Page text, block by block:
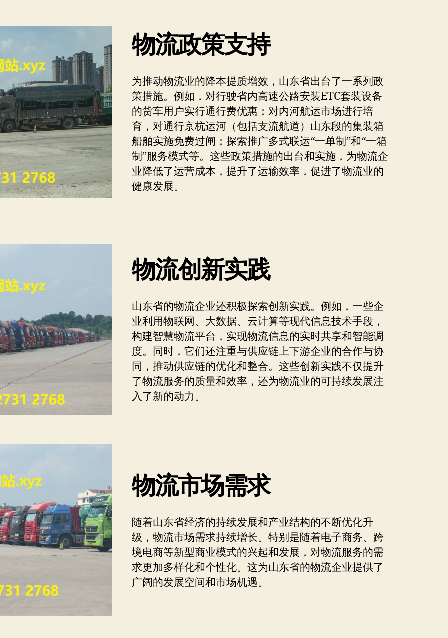
物流政策支持
为推动物流业的降本提质增效，山东省出台了一系列政
策措施。例如，对行驶省内高速公路安装ETC套装设备
的货车用户实行通行费优惠；对内河航运市场进行培
育，对通行京杭运河（包括支流航道）山东段的集装箱
船舶实施免费过闸；探索推广多式联运“一单制”和“一箱
制”服务模式等。这些政策措施的出台和实施，为物流企
业降低了运营成本，提升了运输效率，促进了物流业的
健康发展。
物流创新实践
山东省的物流企业还积极探索创新实践。例如，一些企
业利用物联网、大数据、云计算等现代信息技术手段，
构建智慧物流平台，实现物流信息的实时共享和智能调
度。同时，它们还注重与供应链上下游企业的合作与协
同，推动供应链的优化和整合。这些创新实践不仅提升
了物流服务的质量和效率，还为物流业的可持续发展注
入了新的动力。
物流市场需求
随着山东省经济的持续发展和产业结构的不断优化升
级，物流市场需求持续增长。特别是随着电子商务、跨
境电商等新型商业模式的兴起和发展，对物流服务的需
求更加多样化和个性化。这为山东省的物流企业提供了
广阔的发展空间和市场机遇。